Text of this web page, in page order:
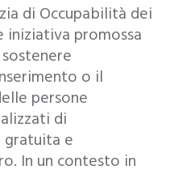
di Occupabilità dei
iniziativa promossa
o il
persone
di
e
In un contesto in